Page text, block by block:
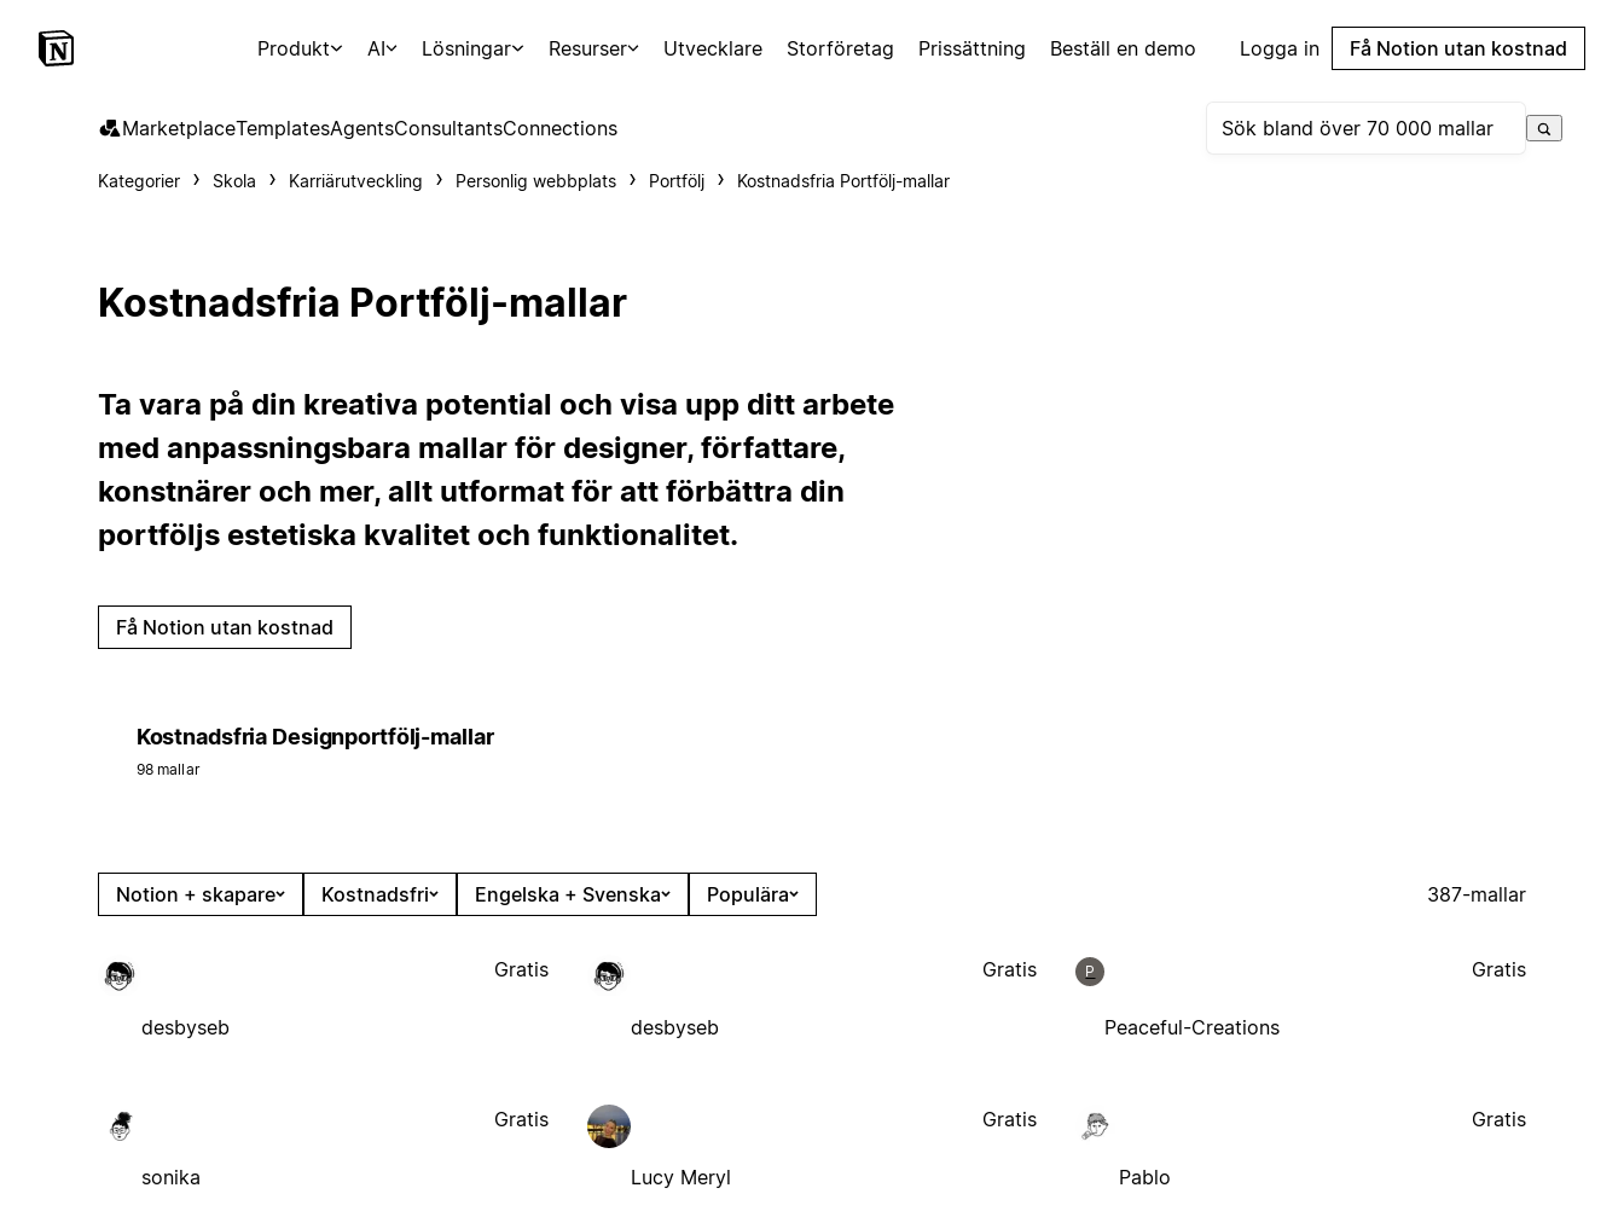
Produkt AI Lösningar Resurser Utvecklare Storföretag Prissättning Beställ en demo Logga in Få Notion utan kostnad
MarketplaceTemplatesAgentsConsultantsConnections
Kategorier Skola Karriärutveckling Personlig webbplats Portfölj Kostnadsfria Portfölj-mallar
Kostnadsfria Portfölj-mallar
Ta vara på din kreativa potential och visa upp ditt arbete
med anpassningsbara mallar för designer, författare,
konstnärer och mer, allt utformat för att förbättra din
portföljs estetiska kvalitet och funktionalitet.
Få Notion utan kostnad
Kostnadsfria Designportfölj-mallar
98 mallar
Notion + skapare Kostnadsfri Engelska + Svenska Populära 387-mallar
desbyseb
Gratis
desbyseb
Gratis P
Peaceful-Creations
Gratis
sonika
Gratis
Lucy Meryl
Gratis
Pablo
Gratis